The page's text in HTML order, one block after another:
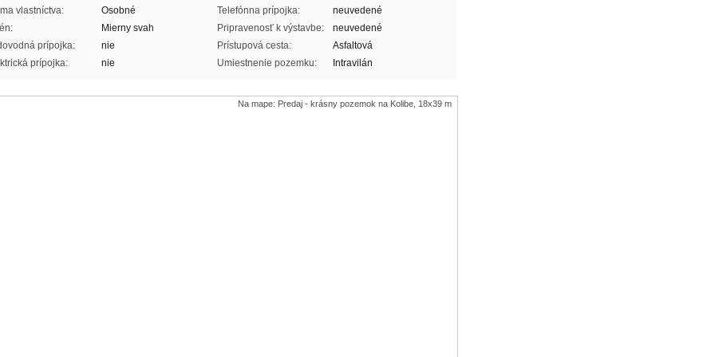
vlastníctva:
Osobné
Mierny svah
prípojka:
nie
prípojka:
nie
Telefónna prípojka:
neuvedené
Pripravenosť k výstavbe:
neuvedené
Prístupová cesta:
Asfaltová
Umiestnenie pozemku:
Intravilán
Na mape: Predaj - krásny pozemok na Kolibe, 18x39 m